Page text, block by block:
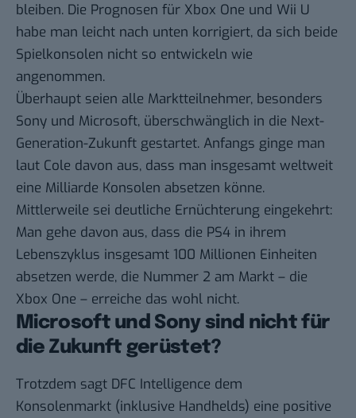
bleiben. Die Prognosen für Xbox One und Wii U
habe man leicht nach unten korrigiert, da sich beide
Spielkonsolen nicht so entwickeln wie
angenommen.
Überhaupt seien alle Marktteilnehmer, besonders
Sony und Microsoft, überschwänglich in die Next-
Generation-Zukunft gestartet. Anfangs ginge man
laut Cole davon aus, dass man insgesamt weltweit
eine Milliarde Konsolen absetzen könne.
Mittlerweile sei deutliche Ernüchterung eingekehrt:
Man gehe davon aus, dass die PS4 in ihrem
Lebenszyklus insgesamt 100 Millionen Einheiten
absetzen werde, die Nummer 2 am Markt – die
Xbox One – erreiche das wohl nicht.
Microsoft und Sony sind nicht für
die Zukunft gerüstet?
Trotzdem sagt DFC Intelligence dem
Konsolenmarkt (inklusive Handhelds) eine positive